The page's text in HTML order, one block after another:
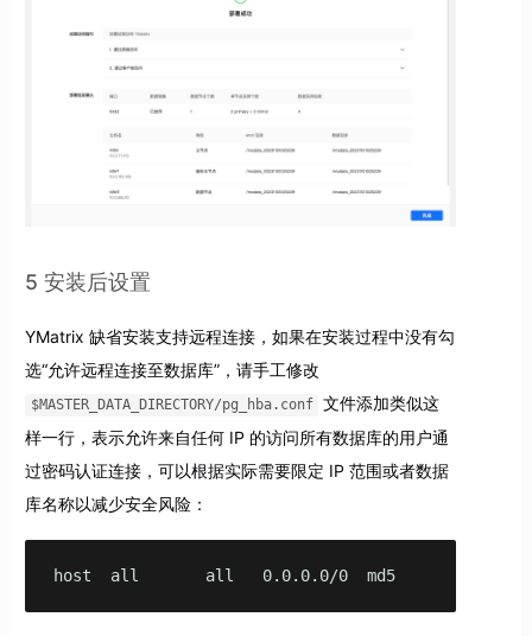
5 安装后设置
YMatrix 缺省安装支持远程连接，如果在安装过程中没有勾
选“允许远程连接至数据库”，请手工修改
$MASTER_DATA_DIRECTORY/pg_hba.conf
文件添加类似这
样一行，表示允许来自任何 IP 的访问所有数据库的用户通
过密码认证连接，可以根据实际需要限定 IP 范围或者数据
库名称以减少安全风险：
host  all       all   0.0.0.0/0  md5